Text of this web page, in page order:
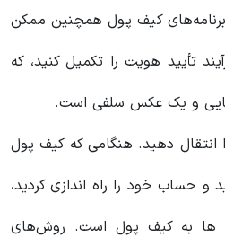
برنامه‌های کیف پول همچنین ممکن
تأیید هویت را تکمیل کنید، که
و یک عکس سلفی است.
را انتقال دهید. هنگامی که کیف پول
و حساب خود را راه اندازی کردید،
ها به کیف پول است. روش‌های